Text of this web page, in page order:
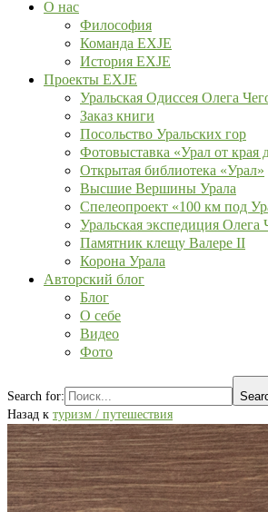
О нас
Философия
Команда EXJE
История EXJE
Проекты EXJE
Уральская Одиссея Олега
Заказ книги
Посольство Уральских гор
Фотовыставка «Урал от края
Открытая библиотека «Урал»
Высшие Вершины Урала
Спелеопроект «100 км под
Уральская экспедиция Олега
Памятник клещу Валере II
Корона Урала
Авторский блог
Блог
О себе
Видео
Фото
Search for:
Назад к туризм / путешествия